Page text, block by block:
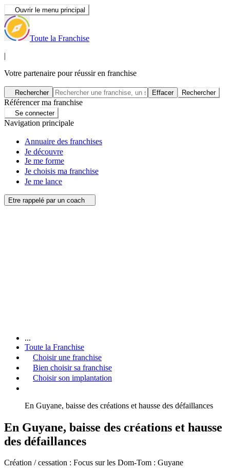
Ouvrir le menu principal
Toute la Franchise
|
Votre partenaire pour réussir en franchise
Rechercher Effacer Rechercher
Référencer ma franchise
Se connecter
Navigation principale
Annuaire des franchises
Je découvre
Je me forme
Je choisis ma franchise
Je me lance
Etre rappelé par un coach
...
Toute la Franchise
Choisir une franchise
Bien choisir sa franchise
Choisir son implantation
En Guyane, baisse des créations et hausse des défaillances
En Guyane, baisse des créations et hausse
des défaillances
Création / cessation : Focus sur les Dom-Tom : Guyane